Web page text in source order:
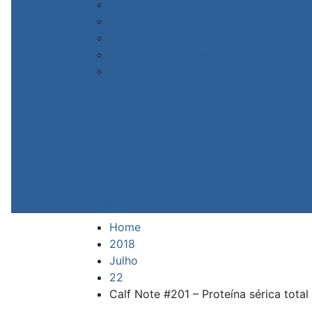
Home
2018
Julho
22
Calf Note #201 – Proteína sérica total